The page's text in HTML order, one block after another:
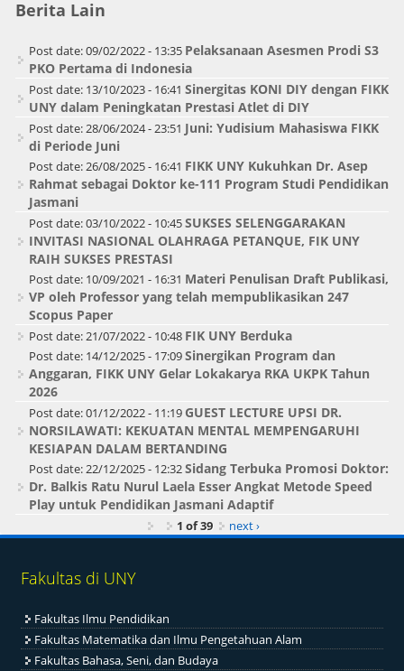
Berita Lain
Post date:09/02/2022 - 13:35 Pelaksanaan Asesmen Prodi S3
PKO Pertama di Indonesia
Post date: 13/10/2023 - 16:41 Sinergitas KONI DIY dengan FIKK
UNY dalam Peningkatan Prestasi Atlet di DIY
Post date:28/06/2024 - 23:51 Juni: Yudisium Mahasiswa FIKK
di Periode Juni
Post date:26/08/2025 - 16:41 FIKK UNY Kukuhkan Dr. Asep
Rahmat sebagai Doktor ke-111 Program Studi Pendidikan
Jasmani
Post date:03/10/2022 - 10:45SUKSES SELENGGARAKAN
INVITASI NASIONAL OLAHRAGA PETANQUE, FIK UNY
RAIH SUKSES PRESTASI
Post date: 10/09/2021 - 16:31 Materi Penulisan Draft Publikasi,
VP oleh Professor yang telah mempublikasikan 247
Scopus Paper
Post date:21/07/2022 - 10:48 FIK UNY Berduka
Post date: 14/12/2025 - 17:09Sinergikan Program dan
Anggaran, FIKK UNY Gelar Lokakarya RKA UKPK Tahun
2026
Post date:01/12/2022 - 11:19 GUEST LECTURE UPSI DR.
NORSILAWATI: KEKUATAN MENTAL MEMPENGARUHI
KESIAPAN DALAM BERTANDING
Post date:22/12/2025 - 12:32Sidang Terbuka Promosi Doktor:
Dr. Balkis Ratu Nurul Laela Esser Angkat Metode Speed
Play untuk Pendidikan Jasmani Adaptif
1 of 39 next ›
Fakultas di UNY
Fakultas Ilmu Pendidikan
Fakultas Matematika dan Ilmu Pengetahuan Alam
Fakultas Bahasa, Seni, dan Budaya